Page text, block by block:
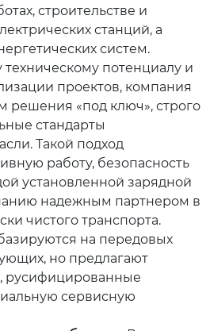
строительстве и
станций, а
систем.
потенциалу и
проектов, компания
решения «под ключ», строго
стандарты
Такой подход
работу, безопасность
установленной зарядной
надежным партнером в
чистого транспорта.
на передовых
но предлагают
русифицированные
сервисную